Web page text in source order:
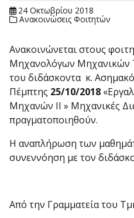
24 Οκτωβρίου 2018
Ανακοινώσεις Φοιτητών
Ανακοινώνεται στους
Μηχανολόγων Μηχανικών
του διδάσκοντα κ.
Πέμπτης 25/10/2018
Μηχανών ΙΙ » Μηχανικές
πραγματοποιηθούν.
Η αναπλήρωση των
συνεννόηση με τον
Από την Γραμματεία του